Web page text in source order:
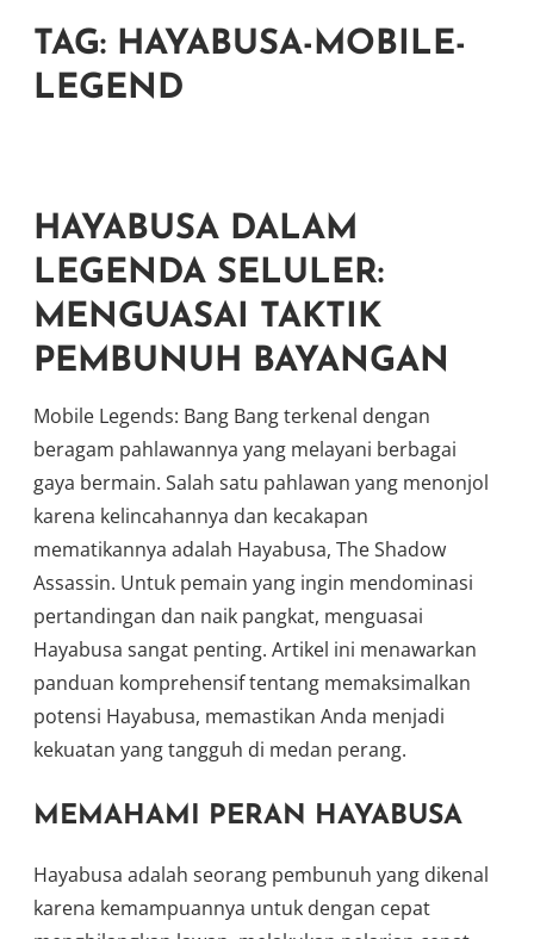
TAG: HAYABUSA-MOBILE-
LEGEND
HAYABUSA DALAM
LEGENDA SELULER:
MENGUASAI TAKTIK
PEMBUNUH BAYANGAN
Mobile Legends: Bang Bang terkenal dengan
beragam pahlawannya yang melayani berbagai
gaya bermain. Salah satu pahlawan yang menonjol
karena kelincahannya dan kecakapan
mematikannya adalah Hayabusa, The Shadow
Assassin. Untuk pemain yang ingin mendominasi
pertandingan dan naik pangkat, menguasai
Hayabusa sangat penting. Artikel ini menawarkan
panduan komprehensif tentang memaksimalkan
potensi Hayabusa, memastikan Anda menjadi
kekuatan yang tangguh di medan perang.
MEMAHAMI PERAN HAYABUSA
Hayabusa adalah seorang pembunuh yang dikenal
karena kemampuannya untuk dengan cepat